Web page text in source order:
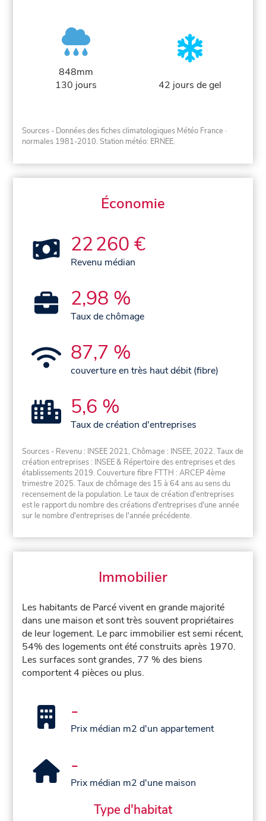
848mm
130 jours
42 jours de gel
Sources - Données des fiches climatologiques Météo France ·
normales 1981-2010. Station météo: ERNEE.
Économie
22 260 €
Revenu médian
2,98 %
Taux de chômage
87,7 %
couverture en très haut débit (fibre)
5,6 %
Taux de création d'entreprises
Sources - Revenu : INSEE 2021, Chômage : INSEE, 2022. Taux de
création entreprises : INSEE & Répertoire des entreprises et des
établissements 2019. Couverture fibre FTTH : ARCEP 4ème
trimestre 2025. Taux de chômage des 15 à 64 ans au sens du
recensement de la population. Le taux de création d'entreprises
est le rapport du nombre des créations d'entreprises d'une année
sur le nombre d'entreprises de l'année précédente.
Immobilier
Les habitants de Parcé vivent en grande majorité
dans une maison et sont très souvent propriétaires
de leur logement. Le parc immobilier est semi récent,
54% des logements ont été construits après 1970.
Les surfaces sont grandes, 77 % des biens
comportent 4 pièces ou plus.
-
Prix médian m2 d'un appartement
-
Prix médian m2 d'une maison
Type d'habitat